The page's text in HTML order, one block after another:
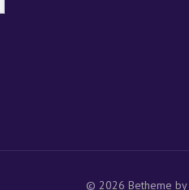
© 2026 Betheme by